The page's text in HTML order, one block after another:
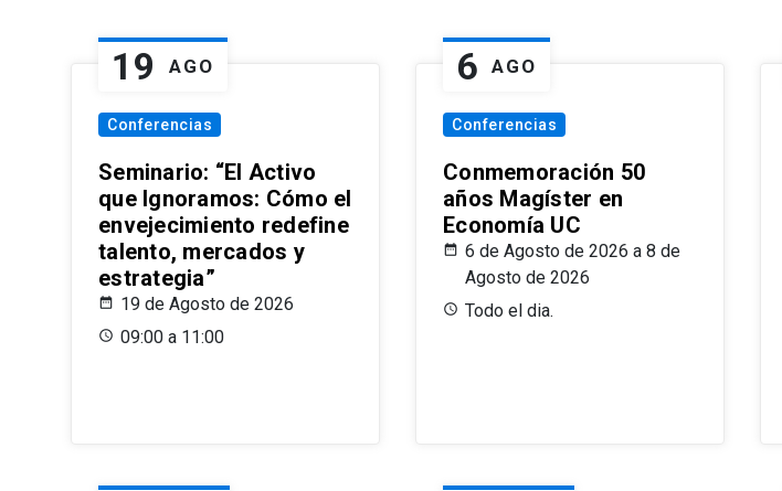
19 AGO
Conferencias
Seminario: “El Activo
que Ignoramos: Cómo el
envejecimiento redefine
talento, mercados y
estrategia”
19 de Agosto de 2026
09:00 a 11:00
6 AGO
Conferencias
Conmemoración 50
años Magíster en
Economía UC
6 de Agosto de 2026 a 8 de
Agosto de 2026
Todo el dia.